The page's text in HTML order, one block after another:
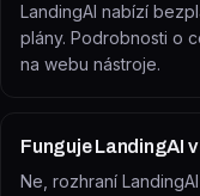
LandingAI nabízí
plány. Podrobnosti o
na webu nástroje.
Funguje LandingAI
Ne, rozhraní